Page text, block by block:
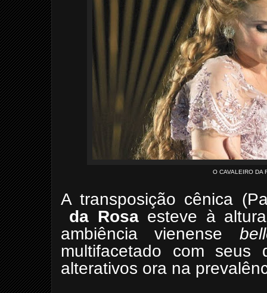
O CAVALEIRO DA
A transposição cênica
da Rosa esteve à
ambiência vienense
multifacetado com seus
alterativos ora na